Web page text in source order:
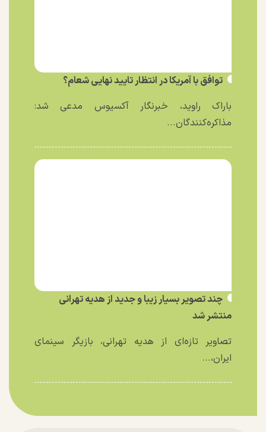
توافق با آمریکا در انتظار تایید نهایی شعام؟
باراک راوید، خبرنگار آکسیوس مدعی شد:
مذاکره‌کنندگان...
چند تصویر بسیار زیبا و جدید از هدیه تهرانی
منتشر شد
تصاویر تازه‌ای از هدیه تهرانی، بازیگر سینمای
ایران،...